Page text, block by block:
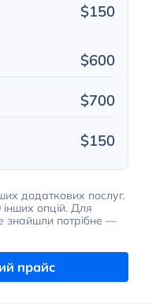
$150
$600
$700
$150
додаткових послуг.
опцій. Для
знайшли потрібне —
прайс